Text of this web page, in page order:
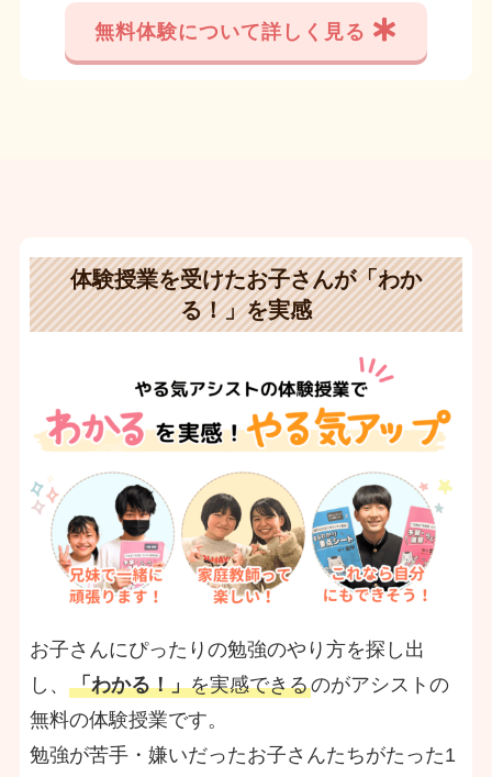
無料体験について詳しく見る
体験授業を受けたお子さんが「わか
る！」を実感
お子さんにぴったりの勉強のやり方を探し出
し、 「わかる！」を実感できるのがアシストの
無料の体験授業です。
勉強が苦手・嫌いだったお子さんたちがたった1